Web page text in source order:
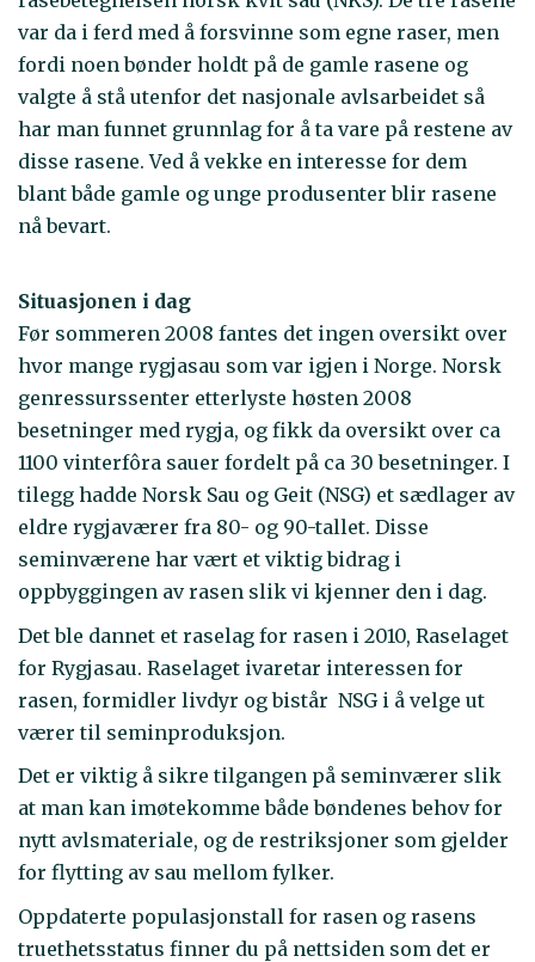
var da i ferd med å forsvinne som egne raser, men
fordi noen bønder holdt på de gamle rasene og
valgte å stå utenfor det nasjonale avlsarbeidet så
har man funnet grunnlag for å ta vare på restene av
disse rasene. Ved å vekke en interesse for dem
blant både gamle og unge produsenter blir rasene
nå bevart.
Situasjonen i dag
Før sommeren 2008 fantes det ingen oversikt over
hvor mange rygjasau som var igjen i Norge. Norsk
genressurssenter etterlyste høsten 2008
besetninger med rygja, og fikk da oversikt over ca
1100 vinterfôra sauer fordelt på ca 30 besetninger. I
tilegg hadde Norsk Sau og Geit (NSG) et sædlager av
eldre rygjaværer fra 80- og 90-tallet. Disse
seminværene har vært et viktig bidrag i
oppbyggingen av rasen slik vi kjenner den i dag.
Det ble dannet et raselag for rasen i 2010, Raselaget
for Rygjasau. Raselaget ivaretar interessen for
rasen, formidler livdyr og bistår NSG i å velge ut
værer til seminproduksjon.
Det er viktig å sikre tilgangen på seminværer slik
at man kan imøtekomme både bøndenes behov for
nytt avlsmateriale, og de restriksjoner som gjelder
for flytting av sau mellom fylker.
Oppdaterte populasjonstall for rasen og rasens
truethetsstatus finner du på nettsiden som det er